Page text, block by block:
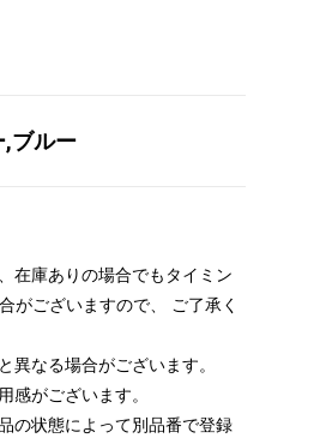
,ブルー
在庫ありの場合でもタイミン
がございますので、 ご了承く
異なる場合がございます。
感がございます。
の状態によって別品番で登録